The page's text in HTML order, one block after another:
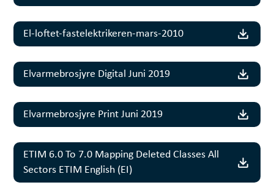
El-loftet-fastelektrikeren-mars-2010
Elvarmebrosjyre Digital Juni 2019
Elvarmebrosjyre Print Juni 2019
ETIM 6.0 To 7.0 Mapping Deleted Classes All
Sectors ETIM English (EI)